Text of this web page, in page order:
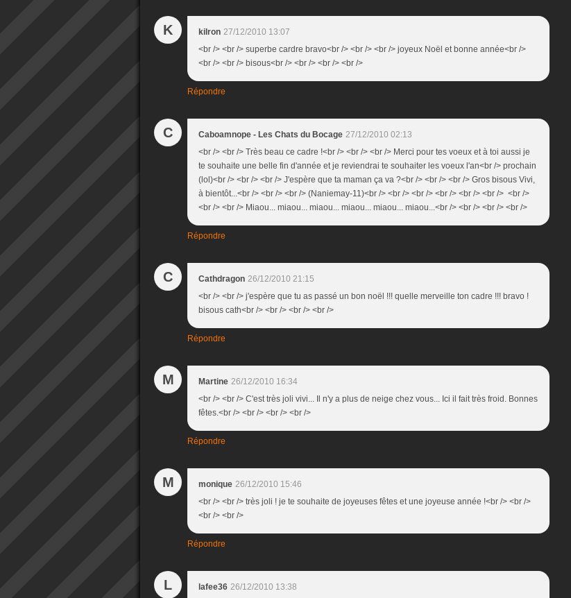
K kilron 27/12/2010 13:07
<br /> <br /> superbe cardre bravo<br /> <br /> <br /> joyeux Noël et bonne année<br />
<br /> <br /> bisous<br /> <br /> <br /> <br />
Répondre
C Caboamnope - Les Chats du Bocage 27/12/2010 02:13
<br /> <br /> Très beau ce cadre !<br /> <br /> <br /> Merci pour tes voeux et à toi aussi je
te souhaite une belle fin d'année et je reviendrai te souhaiter les voeux l'an<br /> prochain
(lol)<br /> <br /> <br /> J'espère que ta maman ça va ?<br /> <br /> <br /> Gros bisous Vivi,
à bientôt...<br /> <br /> <br /> (Naniemay-11)<br /> <br /> <br /> <br /> <br /> <br /> <br />
<br /> <br /> Miaou... miaou... miaou... miaou... miaou... miaou...<br /> <br /> <br /> <br />
Répondre
C Cathdragon 26/12/2010 21:15
<br /> <br /> j'espère que tu as passé un bon noël !!! quelle merveille ton cadre !!! bravo !
bisous cath<br /> <br /> <br /> <br />
Répondre
M Martine 26/12/2010 16:34
<br /> <br /> C'est très joli vivi... Il n'y a plus de neige chez vous... Ici il fait très froid. Bonnes
fêtes.<br /> <br /> <br /> <br />
Répondre
M monique 26/12/2010 15:46
<br /> <br /> très joli ! je te souhaite de joyeuses fêtes et une joyeuse année !<br /> <br />
<br /> <br />
Répondre
L lafee36 26/12/2010 13:38